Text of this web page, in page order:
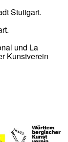
Stuttgart.
und La
Kunstverein